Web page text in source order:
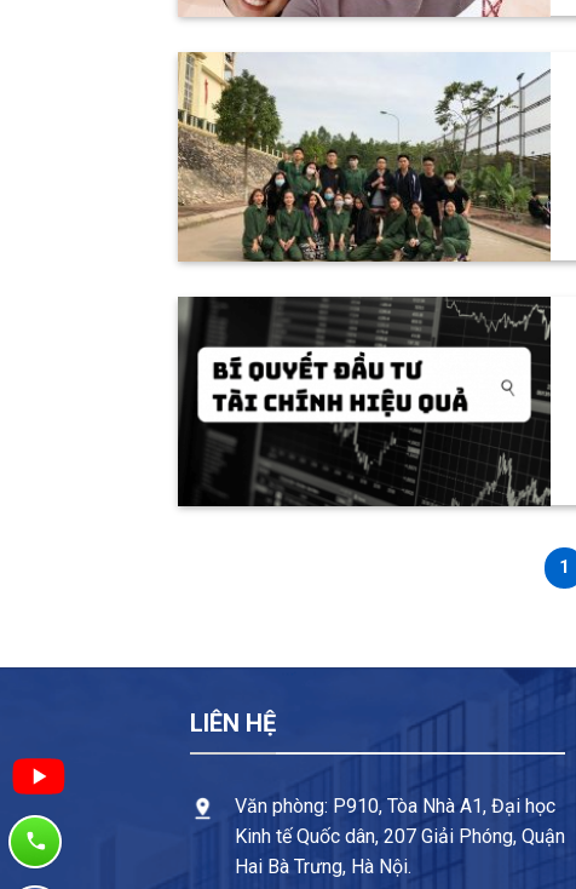
1
LIÊN HỆ
Văn phòng: P910, Tòa Nhà A1, Đại học
Kinh tế Quốc dân, 207 Giải Phóng, Quận
Hai Bà Trưng, Hà Nội.